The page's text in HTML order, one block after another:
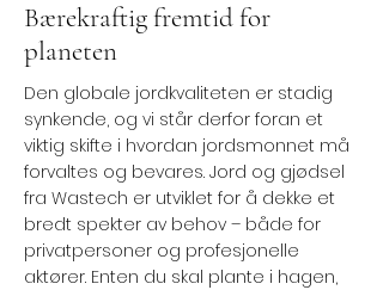
Bærekraftig fremtid for
planeten
Den globale jordkvaliteten er stadig
synkende, og vi står derfor foran et
viktig skifte i hvordan jordsmonnet må
forvaltes og bevares. Jord og gjødsel
fra Wastech er utviklet for å dekke et
bredt spekter av behov – både for
privatpersoner og profesjonelle
aktører. Enten du skal plante i hagen,